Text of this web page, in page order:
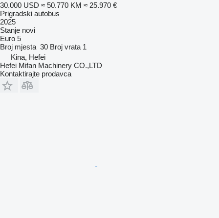
30.000 USD ≈ 50.770 KM ≈ 25.970 €
Prigradski autobus
2025
Stanje novi
Euro 5
Broj mjesta 30 Broj vrata 1
Kina, Hefei
Hefei Mifan Machinery CO.,LTD
Kontaktirajte prodavca